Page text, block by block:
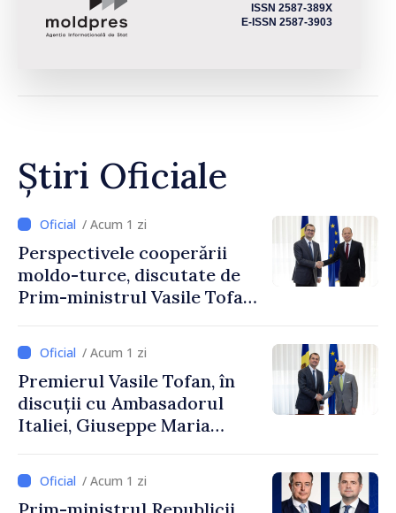
ISSN 2587-389X
E-ISSN 2587-3903
Știri Oficiale
/ Acum 1 zi
Perspectivele cooperării
moldo-turce, discutate de
Prim-ministrul Vasile Tofan
Uygar Mustafa Sertel
/ Acum 1 zi
Premierul Vasile Tofan, în
discuții cu Ambasadorul
Italiei, Giuseppe Maria
/ Acum 1 zi